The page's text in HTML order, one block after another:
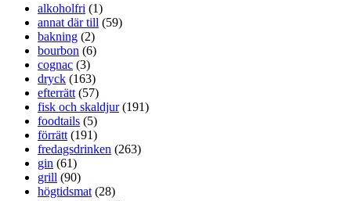
alkoholfri (1)
annat där till (59)
bakning (2)
bourbon (6)
cognac (3)
dryck (163)
efterrätt (57)
fisk och skaldjur(191)
foodtails (5)
förrätt (191)
fredagsdrinken (263)
gin (61)
grill (90)
högtidsmat (28)